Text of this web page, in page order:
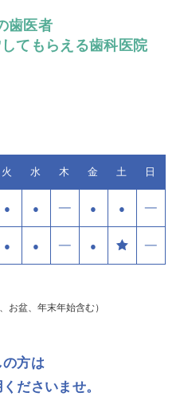
歯医者
てもらえる歯科医院
火 水 木 金 土 日
● ● ● ●
● ● ●
お盆、年末年始含む）
方は
ださいませ。